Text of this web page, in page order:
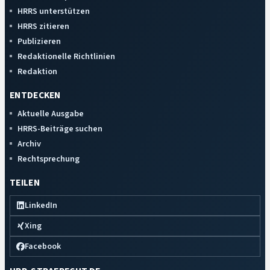
HRRS unterstützen
HRRS zitieren
Publizieren
Redaktionelle Richtlinien
Redaktion
ENTDECKEN
Aktuelle Ausgabe
HRRS-Beiträge suchen
Archiv
Rechtsprechung
TEILEN
LinkedIn
Xing
Facebook